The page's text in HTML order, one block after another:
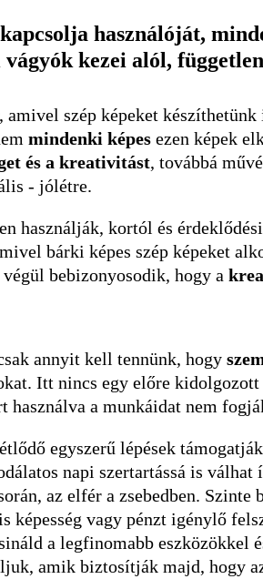
használóját,
kezei alól,
amivel szép képeket
mindenki képes ezen képek
és a kreativitást, továbbá
- jólétre.
használják, kortól és
bárki képes szép képeket
bebizonyosodik, hogy a
annyit kell tennünk, hogy
Itt nincs egy előre kidolgozott
használva a munkáidat nem
egyszerű lépések
napi szertartássá is
az elfér a zsebedben.
képesség vagy pénzt igénylő
a legfinomabb eszközökkel
amik biztosítják majd, hogy